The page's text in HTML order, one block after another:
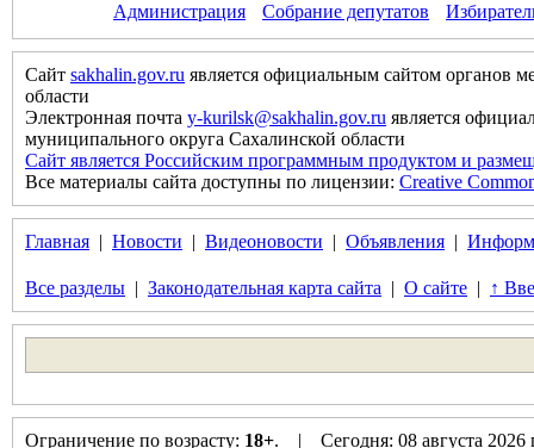
Администрация Собрание депутатов
Сайт sakhalin.gov.ru является официальным сайтом органов
области
Электронная почта y-kurilsk@sakhalin.gov.ru является
муниципального округа Сахалинской области
Сайт является Российским программным продуктом и
Все материалы сайта доступны по лицензии: Creative
Главная | Новости | Видеоновости | Объявления |
Все разделы | Законодательная карта сайта | О сайте | ↑
Ограничение по возрасту: 18+. | Сегодня: 08 августа